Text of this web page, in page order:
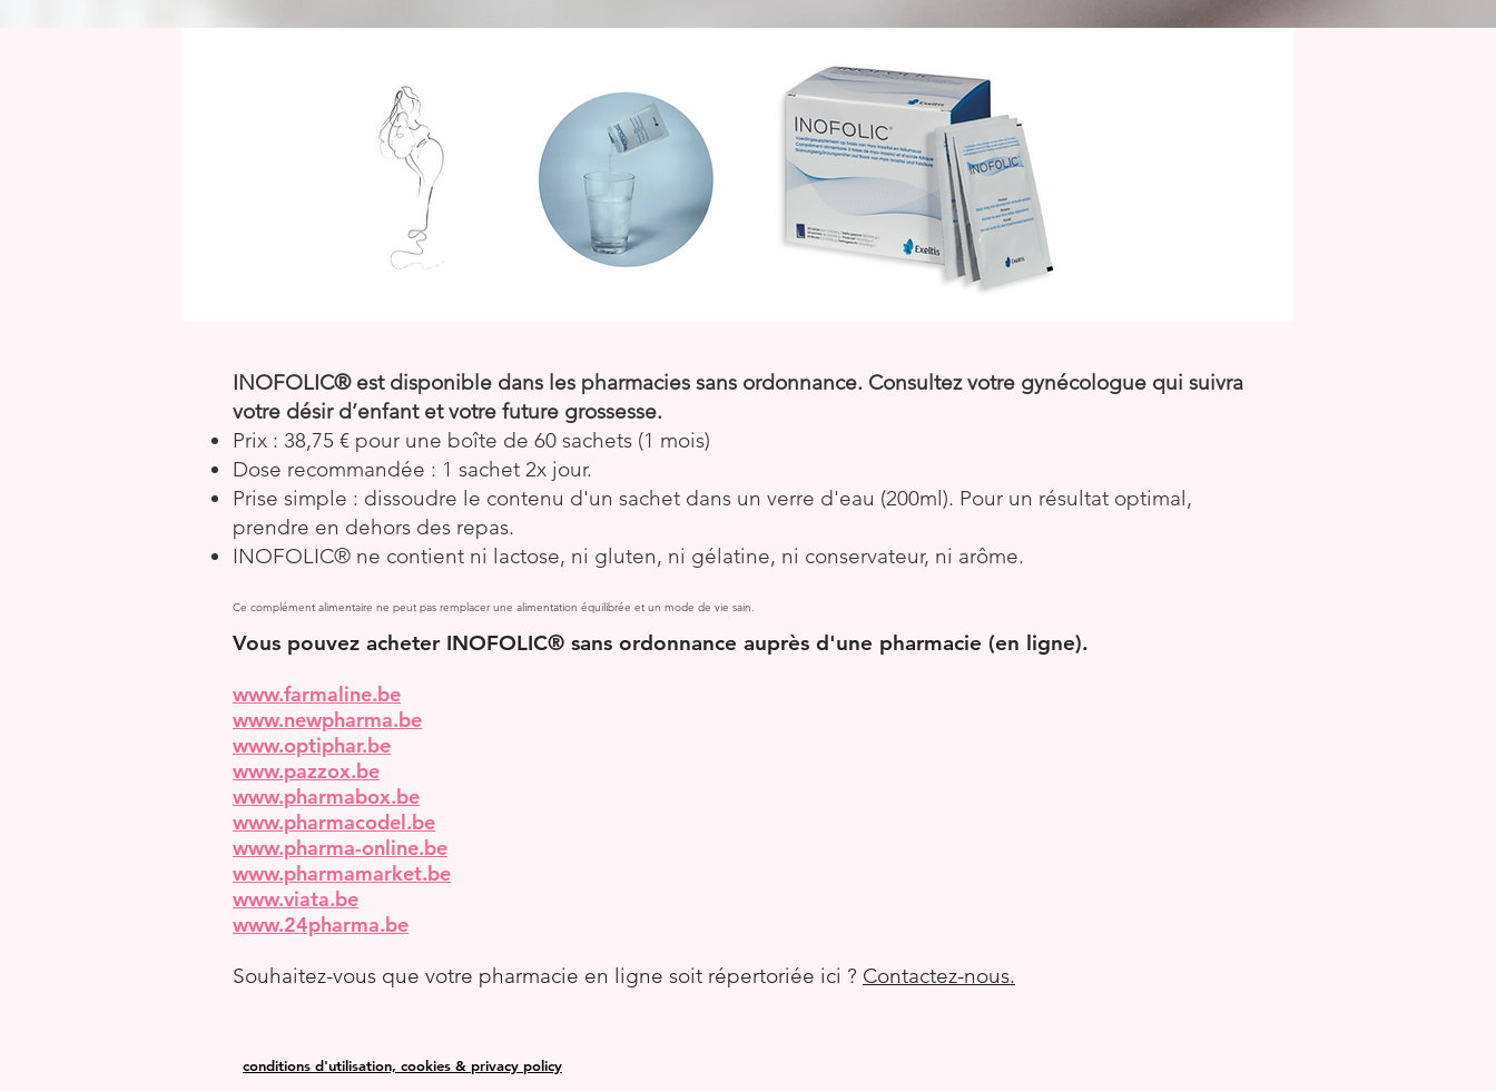
INOFOLIC® est disponible dans les pharmacies sans ordonnance. Consultez votre gynécologue qui suivra
votre désir d’enfant et votre future grossesse.
Prix : 38,75 € pour une boîte de 60 sachets (1 mois)
Dose recommandée : 1 sachet 2x jour.
Prise simple : dissoudre le contenu d'un sachet dans un verre d'eau (200ml). Pour un résultat optimal,
prendre en dehors des repas.
INOFOLIC® ne contient ni lactose, ni gluten, ni gélatine, ni conservateur, ni arôme.
Ce complément alimentaire ne peut pas remplacer une alimentation équilibrée et un mode de vie sain.
Vous pouvez acheter INOFOLIC® sans ordonnance auprès d'une pharmacie (en ligne).
www.farmaline.be
www.newpharma.be
www.optiphar.be
www.pazzox.be
www.pharmabox.be
www.pharmacodel.be
www.pharma-online.be
www.pharmamarket.be
www.viata.be
www.24pharma.be
Souhaitez-vous que votre pharmacie en ligne soit répertoriée ici ? Contactez-nous.
conditions d'utilisation, cookies & privacy policy